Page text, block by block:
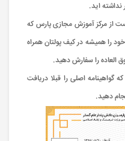
نداشته اید.
از مرکز آموزش مجازی پارس که
را همیشه در کیف پولتان همراه
را سفارش دهید.
گواهینامه اصلی را قبلا دریافت
دهید.